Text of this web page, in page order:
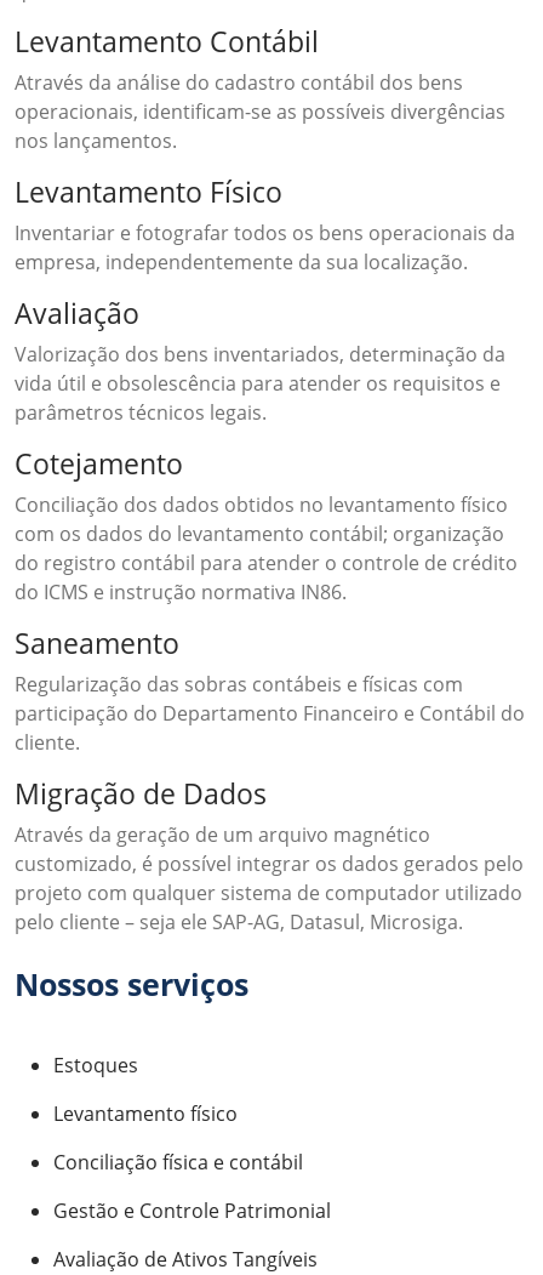
Levantamento Contábil
Através da análise do cadastro contábil dos bens
operacionais, identificam-se as possíveis divergências
nos lançamentos.
Levantamento Físico
Inventariar e fotografar todos os bens operacionais da
empresa, independentemente da sua localização.
Avaliação
Valorização dos bens inventariados, determinação da
vida útil e obsolescência para atender os requisitos e
parâmetros técnicos legais.
Cotejamento
Conciliação dos dados obtidos no levantamento físico
com os dados do levantamento contábil; organização
do registro contábil para atender o controle de crédito
do ICMS e instrução normativa IN86.
Saneamento
Regularização das sobras contábeis e físicas com
participação do Departamento Financeiro e Contábil do
cliente.
Migração de Dados
Através da geração de um arquivo magnético
customizado, é possível integrar os dados gerados pelo
projeto com qualquer sistema de computador utilizado
pelo cliente – seja ele SAP-AG, Datasul, Microsiga.
Nossos serviços
Estoques
Levantamento físico
Conciliação física e contábil
Gestão e Controle Patrimonial
Avaliação de Ativos Tangíveis